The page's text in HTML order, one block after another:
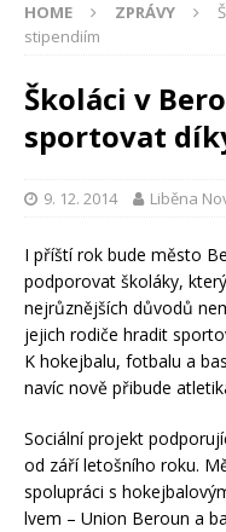
HOME ZPRÁVY
stipendiím
Školáci v
sportovat
9. 12. 2014 Liběna
I příští rok bude město
podporovat školáky,
nejrůznějších důvodů
jejich rodiče hradit
K hokejbalu, fotbalu a
navíc nově přibude
Sociální projekt
od září letošního roku.
spolupráci s
lvem – Union Beroun a